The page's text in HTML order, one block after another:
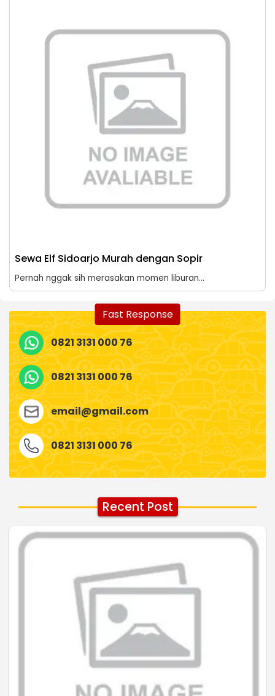
Sewa Elf Sidoarjo Murah dengan Sopir
Pernah nggak sih merasakan momen liburan...
Fast Response
0821 3131 000 76
0821 3131 000 76
email@gmail.com
0821 3131 000 76
Recent Post